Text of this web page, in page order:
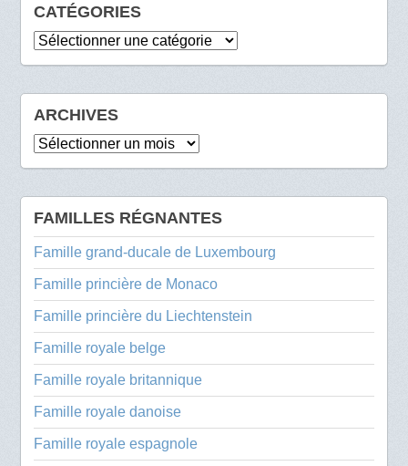
CATÉGORIES
Catégories
ARCHIVES
Archives
FAMILLES RÉGNANTES
Famille grand-ducale de Luxembourg
Famille princière de Monaco
Famille princière du Liechtenstein
Famille royale belge
Famille royale britannique
Famille royale danoise
Famille royale espagnole